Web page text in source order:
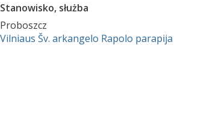
Stanowisko, służba
Proboszcz
Vilniaus Šv. arkangelo Rapolo parapija